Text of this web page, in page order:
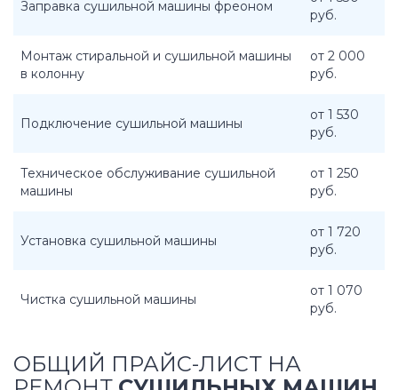
Заправка сушильной машины фреоном
руб.
Монтаж стиральной и сушильной машины
в колонну
от 2 000
руб.
Подключение сушильной машины
от 1 530
руб.
Техническое обслуживание сушильной
машины
от 1 250
руб.
Установка сушильной машины
от 1 720
руб.
Чистка сушильной машины
от 1 070
руб.
ОБЩИЙ ПРАЙС-ЛИСТ НА